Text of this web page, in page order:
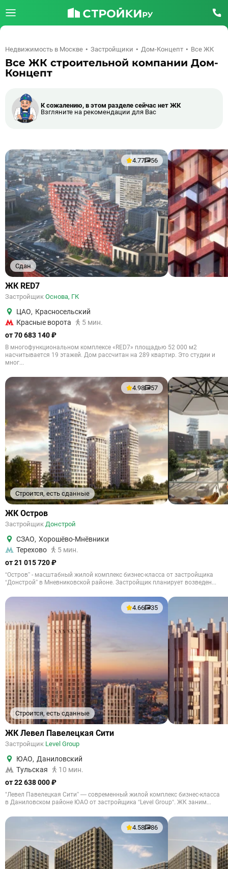
Недвижимость в Москве Застройщики Дом-Концепт Все ЖК
Все ЖК строительной компании Дом-
Концепт
К сожалению, в этом разделе сейчас нет ЖК
Взгляните на рекомендации для Вас
Сдан
4.77 56
ЖК RED7
Застройщик Основа, ГК
ЦАО, Красносельский
Красные ворота
5 мин.
от 70 683 140 ₽
В многофункциональном комплексе «RED7» площадью 52 000 м2
насчитывается 19 этажей. Дом рассчитан на 289 квартир. Это студии и
мног...
Строится, есть сданные
4.98 57
ЖК Остров
Застройщик Донстрой
СЗАО, Хорошёво-Мнёвники
Терехово
5 мин.
от 21 015 720 ₽
“Остров” - масштабный жилой комплекс бизнес-класса от застройщика
“Донстрой” в Мневниковской районе. Застройщик планирует возведен...
Строится, есть сданные
4.66 35
ЖК Левел Павелецкая Сити
Застройщик Level Group
ЮАО, Даниловский
Тульская
10 мин.
от 22 638 000 ₽
"Левел Павелецкая Сити” — современный жилой комплекс бизнес-класса
в Даниловском районе ЮАО от застройщика “Level Group“. ЖК заним...
4.58 86